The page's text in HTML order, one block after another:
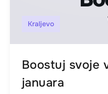
Kraljevo
Boostuj svoje
januara